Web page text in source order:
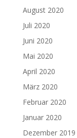
August 2020
Juli 2020
Juni 2020
Mai 2020
April 2020
März 2020
Februar 2020
Januar 2020
Dezember 2019